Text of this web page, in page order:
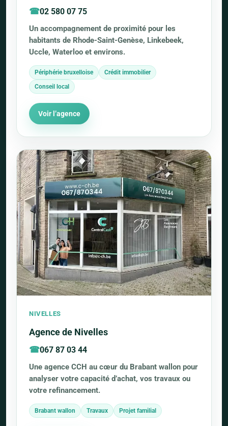
02 580 07 75
Un accompagnement de proximité pour les
habitants de Rhode-Saint-Genèse, Linkebeek,
Uccle, Waterloo et environs.
Périphérie bruxelloise
Crédit immobilier
Conseil local
Voir l’agence
NIVELLES
Agence de Nivelles
067 87 03 44
Une agence CCH au cœur du Brabant wallon pour
analyser votre capacité d’achat, vos travaux ou
votre refinancement.
Brabant wallon Travaux Projet familial